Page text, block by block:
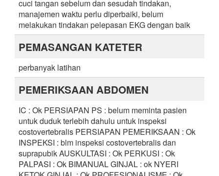
cuci tangan sebelum dan sesudah tindakan,
manajemen waktu perlu diperbaiki, belum
melakukan tindakan pelepasan EKG dengan baik
PEMASANGAN KATETER
perbanyak latihan
PEMERIKSAAN ABDOMEN
IC : Ok PERSIAPAN PS : belum meminta pasien
untuk duduk terlebih dahulu untuk inspeksi
costovertebralis PERSIAPAN PEMERIKSAAN : Ok
INSPEKSI : blm inspeksi costovertebralis dan
suprapubik AUSKULTASI : Ok PERKUSI : Ok
PALPASI : Ok BIMANUAL GINJAL : ok NYERI